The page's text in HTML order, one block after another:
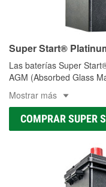
Super Start®
Las baterías Super
AGM (Absorbed Glass
Mostrar más
COMPRAR SUPER